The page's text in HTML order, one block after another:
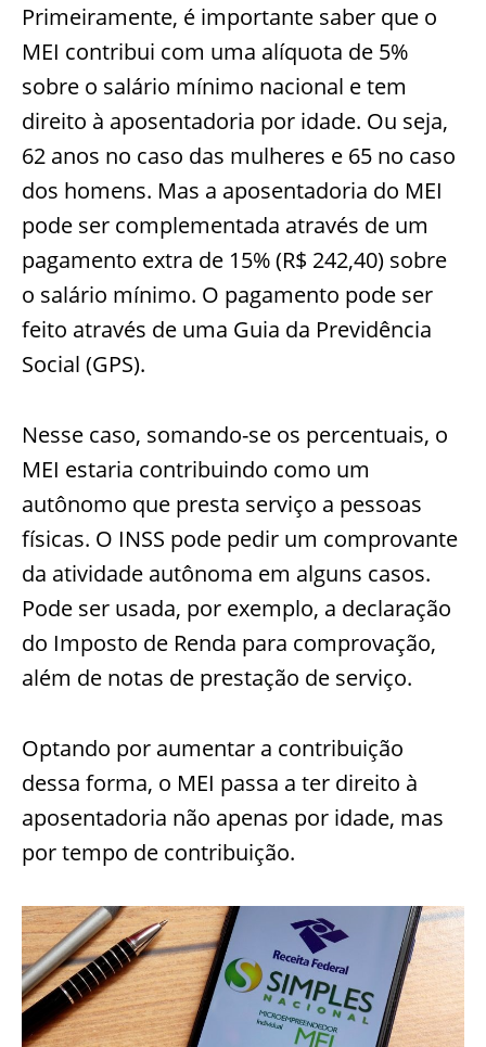
Primeiramente, é importante saber que o
MEI contribui com uma alíquota de 5%
sobre o salário mínimo nacional e tem
direito à aposentadoria por idade. Ou seja,
62 anos no caso das mulheres e 65 no caso
dos homens. Mas a aposentadoria do MEI
pode ser complementada através de um
pagamento extra de 15% (R$ 242,40) sobre
o salário mínimo. O pagamento pode ser
feito através de uma Guia da Previdência
Social (GPS).
Nesse caso, somando-se os percentuais, o
MEI estaria contribuindo como um
autônomo que presta serviço a pessoas
físicas. O INSS pode pedir um comprovante
da atividade autônoma em alguns casos.
Pode ser usada, por exemplo, a declaração
do Imposto de Renda para comprovação,
além de notas de prestação de serviço.
Optando por aumentar a contribuição
dessa forma, o MEI passa a ter direito à
aposentadoria não apenas por idade, mas
por tempo de contribuição.